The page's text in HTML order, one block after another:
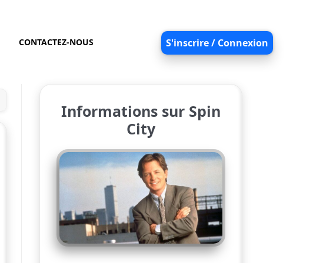
CONTACTEZ-NOUS S'inscrire / Connexion
Informations sur Spin
City